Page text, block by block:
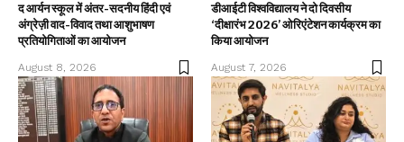
द आर्यन स्कूल में अंतर-सदनीय हिंदी एवं
अंग्रेज़ी वाद-विवाद तथा आशुभाषण
प्रतियोगिताओं का आयोजन
August 8, 2026
डीआईटी विश्वविद्यालय ने दो दिवसीय
‘दीक्षारंभ 2026’ ओरिएंटेशन कार्यक्रम का
किया आयोजन
August 7, 2026